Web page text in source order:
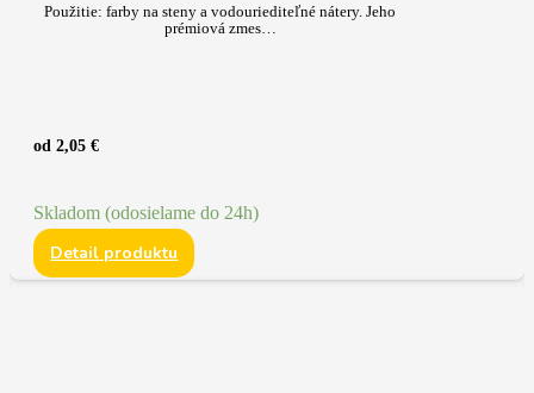
Použitie: farby na steny a vodouriediteľné nátery. Jeho
prémiová zmes…
od2,05€
Skladom (odosielame do 24h)
Detail produktu